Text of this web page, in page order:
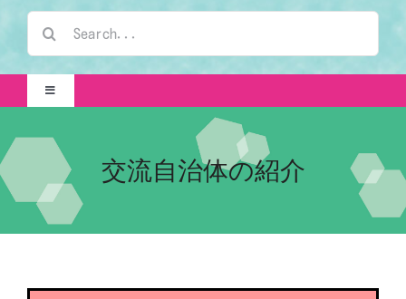
…
Toggle
Navigation
団体紹介
交流自治体の紹介